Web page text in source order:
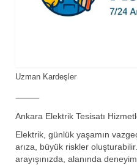
Uzman Kardeşler
⸻
Ankara Elektrik Tesisatı
Elektrik, günlük yaşamın
arıza, büyük riskler
arayışınızda, alanında